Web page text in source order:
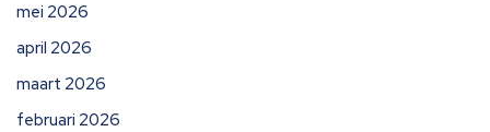
mei 2026
april 2026
maart 2026
februari 2026